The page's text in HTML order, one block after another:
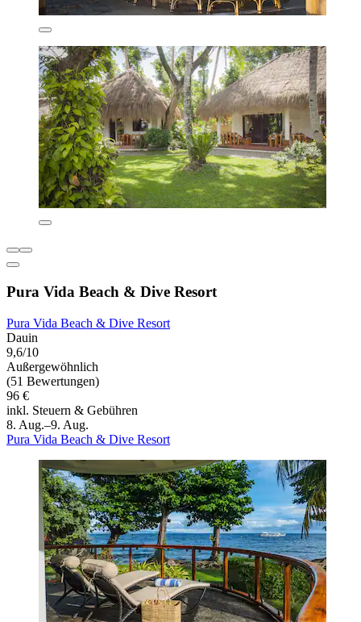
Pura Vida Beach & Dive Resort
Pura Vida Beach & Dive Resort
Dauin
9,6/10
Außergewöhnlich
(51 Bewertungen)
96 €
inkl. Steuern & Gebühren
8. Aug.–9. Aug.
Pura Vida Beach & Dive Resort